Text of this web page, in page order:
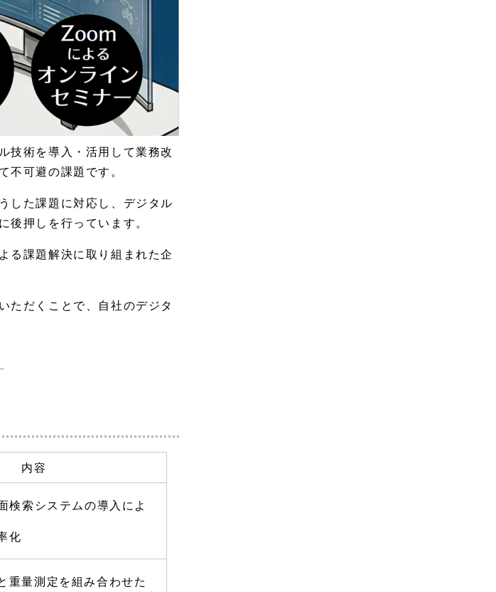
技術を導入・活用して業務改
不可避の課題です。
した課題に対応し、デジタル
押しを行っています。
る課題解決に取り組まれた企
ただくことで、自社のデジタ
内容
検索システムの導入によ
化
重量測定を組み合わせた